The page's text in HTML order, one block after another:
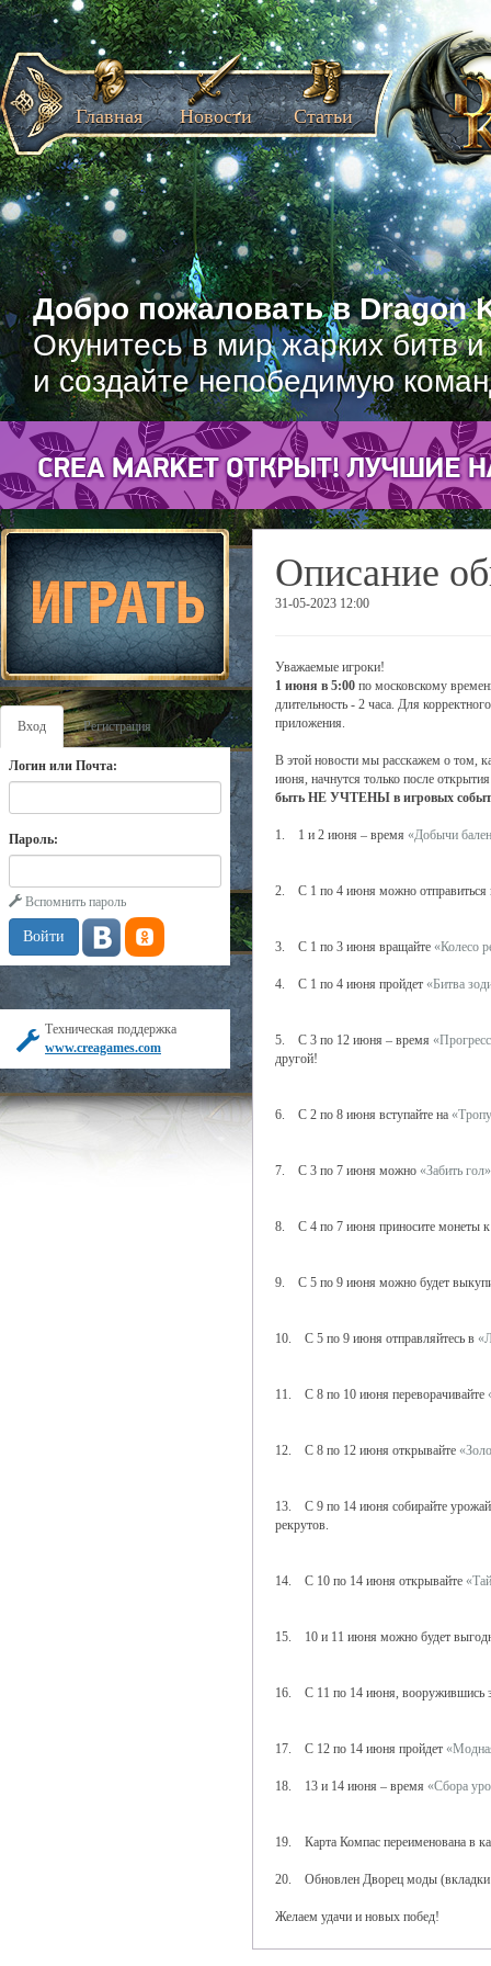
Добро пожаловать в Dragon
Окунитесь в мир жарких битв
и создайте непобедимую
Главная Новости Статьи
Вход Регистрация
Логин или Почта:
Пароль:
Вспомнить пароль
Техническая поддержка
www.creagames.com
Описание
31-05-2023 12:00
Уважаемые игроки!
1 июня в 5:00 по московскому
длительность - 2 часа. Для
приложения.
В этой новости мы расскажем о том,
июня, начнутся только после
быть НЕ УЧТЕНЫ в игровых
1. 1 и 2 июня – время «Добычи
2. С 1 по 4 июня можно отправиться
3. С 1 по 3 июня вращайте «Колесо
4. С 1 по 4 июня пройдет «Битва
5. С 3 по 12 июня – время
другой!
6. С 2 по 8 июня вступайте на
7. С 3 по 7 июня можно «Забить гол»
8. С 4 по 7 июня приносите монеты
9. С 5 по 9 июня можно будет
10. С 5 по 9 июня отправляйтесь в
11. С 8 по 10 июня переворачивайте
12. С 8 по 12 июня открывайте
13. С 9 по 14 июня собирайте урожай
рекрутов.
14. С 10 по 14 июня открывайте
15. 10 и 11 июня можно будет
16. С 11 по 14 июня, вооружившись
17. С 12 по 14 июня пройдет
18. 13 и 14 июня – время «Сбора
19. Карта Компас переименована в
20. Обновлен Дворец моды (вкладки
Желаем удачи и новых побед!